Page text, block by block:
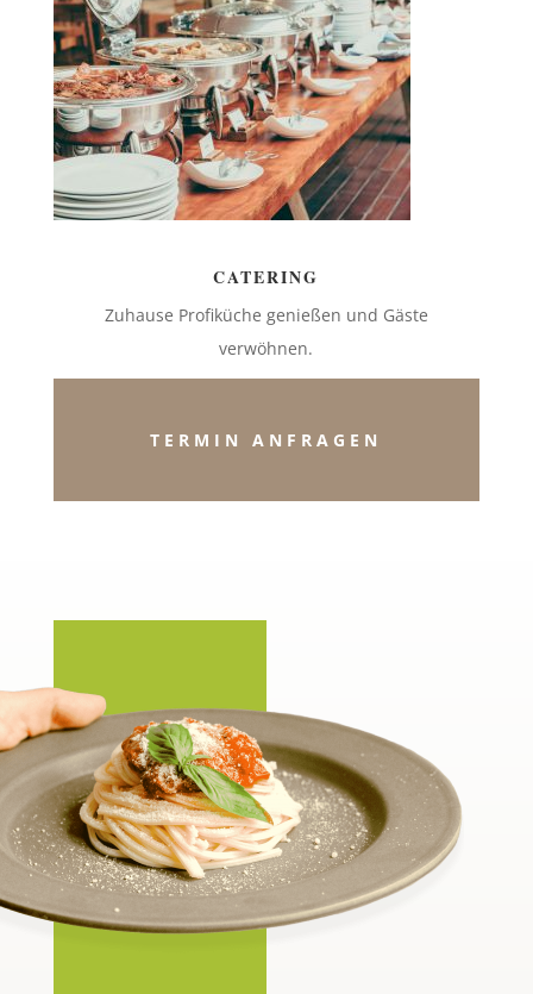
CATERING
Zuhause Profiküche genießen und Gäste
verwöhnen.
TERMIN ANFRAGEN